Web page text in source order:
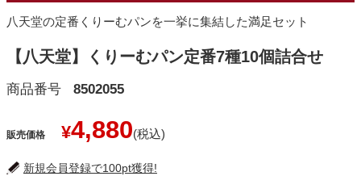
八天堂の定番くりーむパンを一挙に集結した満足セット
【八天堂】くりーむパン定番7種10個詰合せ
商品番号 8502055
販売価格 ¥4,880
新規会員登録で100pt獲得!